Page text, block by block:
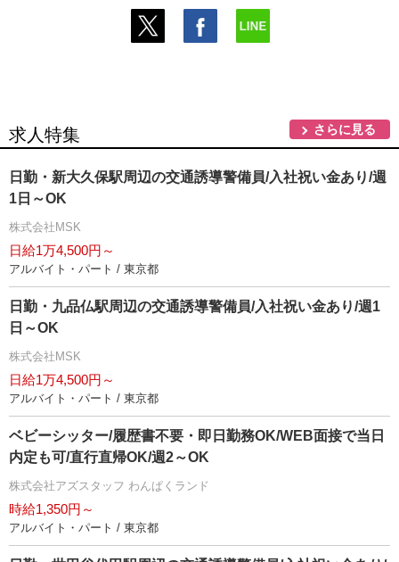
求人特集 さらに見る
日勤・新大久保駅周辺の交通誘導警備員/入社祝い金あり/週
1日～OK
株式会社MSK
日給1万4,500円～
アルバイト・パート / 東京都
日勤・九品仏駅周辺の交通誘導警備員/入社祝い金あり/週1
日～OK
株式会社MSK
日給1万4,500円～
アルバイト・パート / 東京都
ベビーシッター/履歴書不要・即日勤務OK/WEB面接で当日
内定も可/直行直帰OK/週2～OK
株式会社アズスタッフ わんぱくランド
時給1,350円～
アルバイト・パート / 東京都